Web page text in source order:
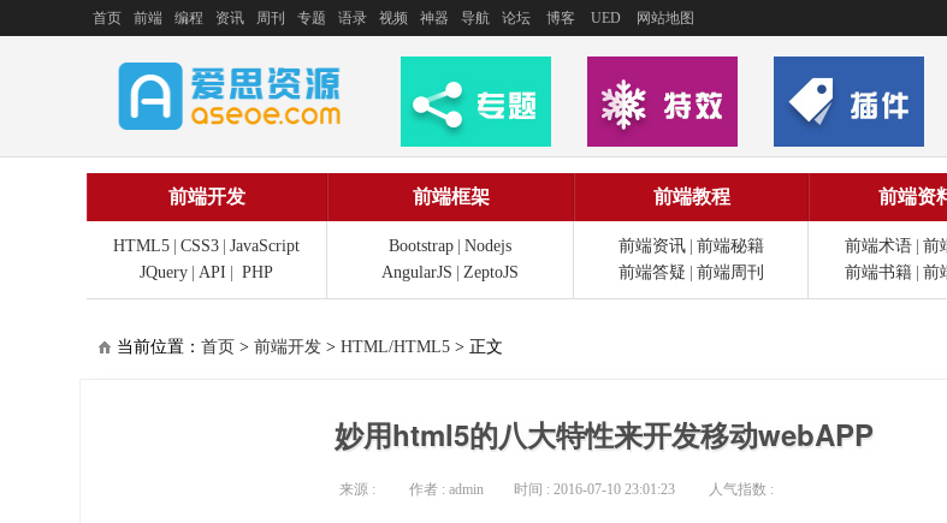
首页 前端 编程 资讯 周刊 专题 语录 视频 神器 导航 论坛 博客 UED 网站地图
前端开发
HTML5 CSS3 JavaScript
JQuery API PHP
前端框架
Bootstrap Nodejs
AngularJS
ZeptoJS
前端教程
前端资讯
前端秘籍
前端答疑
前端周刊
前端资
前端术语
前
前端书籍
前
当前位置： 首页 > 前端开发 > HTML/HTML5 > 正文
妙用html5的八大特性来开发移动webAPP
来源 : 作者 : admin 时间 : 2016-07-10 23:01:23 人气指数 :